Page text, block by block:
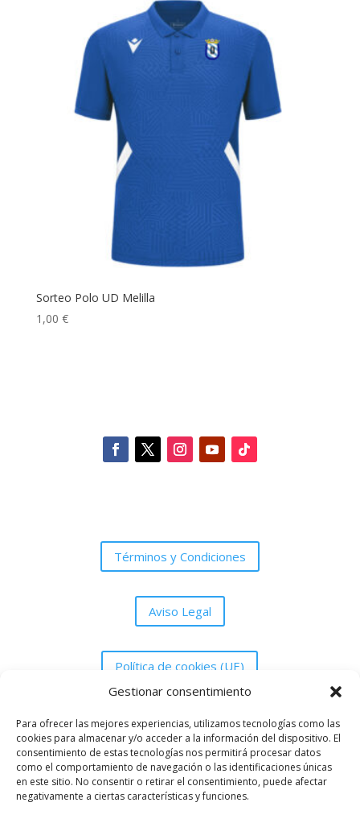
Gestionar consentimiento
Para ofrecer las mejores experiencias, utilizamos tecnologías como las
cookies para almacenar y/o acceder a la información del dispositivo. El
consentimiento de estas tecnologías nos permitirá procesar datos
como el comportamiento de navegación o las identificaciones únicas
en este sitio. No consentir o retirar el consentimiento, puede afectar
negativamente a ciertas características y funciones.
Sorteo Polo UD Melilla
1,00 €
Términos y Condiciones
Aviso Legal
Política de cookies (UE)
Política de Privacidad
Asociación Peña Grada UDM de Melilla